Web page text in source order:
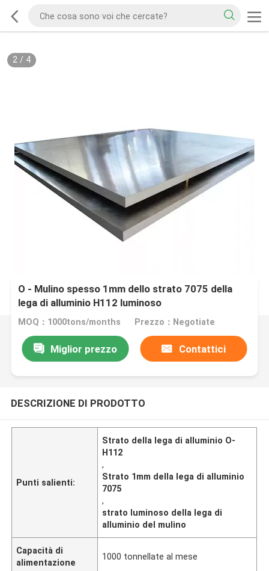
2/ 4
O - Mulino spesso 1mm dello strato 7075 della
lega di alluminio H112 luminoso
MOQ：1000tons/months Prezzo：Negotiate
Miglior prezzo Contattici
DESCRIZIONE DI PRODOTTO
Punti salienti:
Strato della lega di alluminio O-
H112
,
Strato 1mm della lega di alluminio
7075
,
strato luminoso della lega di
alluminio del mulino
Capacità di
alimentazione
1000 tonnellate al mese